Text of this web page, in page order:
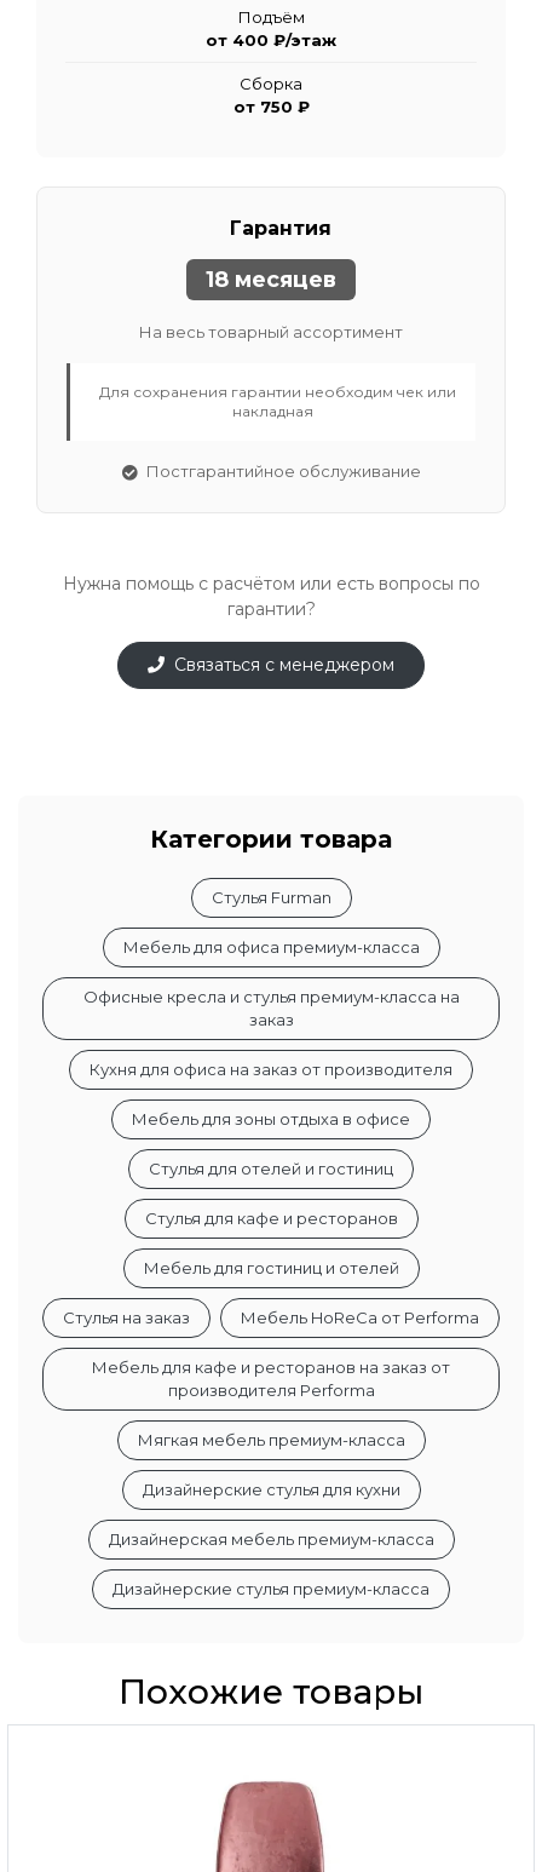
Подъём
от 400 ₽/этаж
Сборка
от 750 ₽
Гарантия
18 месяцев
На весь товарный ассортимент
Для сохранения гарантии необходим чек или
накладная
Постгарантийное обслуживание
Нужна помощь с расчётом или есть вопросы по
гарантии?
Связаться с менеджером
Категории товара
Стулья Furman
Мебель для офиса премиум-класса
Офисные кресла и стулья премиум-класса на
заказ
Кухня для офиса на заказ от производителя
Мебель для зоны отдыха в офисе
Стулья для отелей и гостиниц
Стулья для кафе и ресторанов
Мебель для гостиниц и отелей
Стулья на заказ Мебель HoReCa от Performa
Мебель для кафе и ресторанов на заказ от
производителя Performa
Мягкая мебель премиум-класса
Дизайнерские стулья для кухни
Дизайнерская мебель премиум-класса
Дизайнерские стулья премиум-класса
Похожие товары